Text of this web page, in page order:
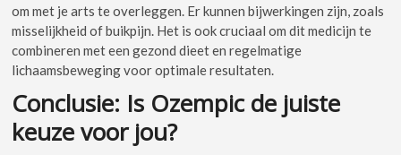
om met je arts te overleggen. Er kunnen bijwerkingen zijn, zoals
misselijkheid of buikpijn. Het is ook cruciaal om dit medicijn te
combineren met een gezond dieet en regelmatige
lichaamsbeweging voor optimale resultaten.
Conclusie: Is Ozempic de juiste
keuze voor jou?